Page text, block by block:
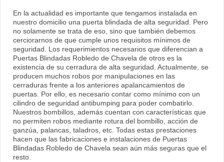
En la actualidad es importante que tengamos instalada en
nuestro domicilio una puerta blindada de alta seguridad. Pero
no solamente se trata de eso, sino que también debemos
cerciorarnos de que cumple unos requisitos mínimos de
seguridad. Los requerimientos necesarios que diferencian a
Puertas Blindadas Robledo de Chavela de otros es la
existencia de su cerradura de alta seguridad. Actualmente, se
producen muchos robos por manipulaciones en las
cerraduras frente a los anteriores apalancamientos de
puertas. Por ello, es necesario contar como mínimo con un
cilindro de seguridad antibumping para poder combatirlo.
Nuestros bombillos, además cuentan con características que
no permiten robos mediante rotura del bombillo, acción de
ganzúa, palancas, taladros, etc. Todas estas prestaciones
hacen que las fabricaciones e instalaciones de Puertas
Blindadas Robledo de Chavela sean aún más seguras que el
resto.